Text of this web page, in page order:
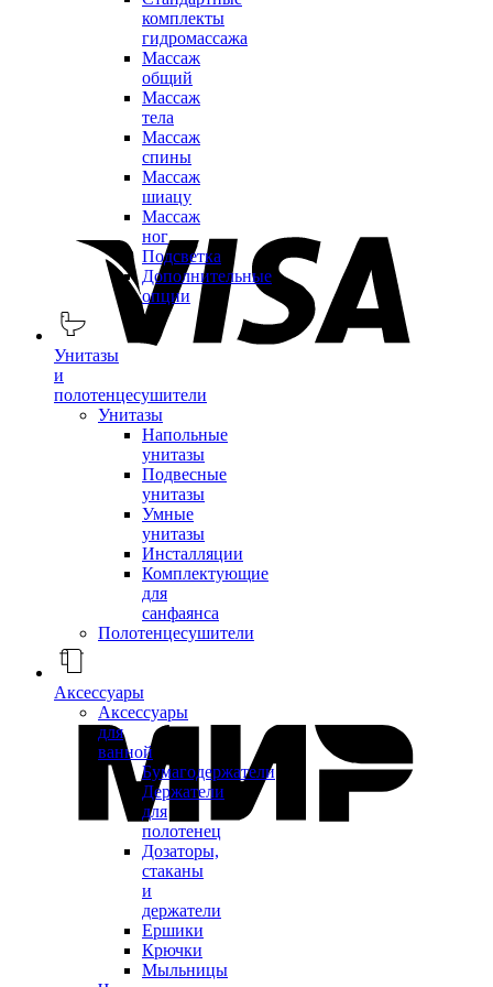
комплекты
гидромассажа
Массаж
общий
Массаж
тела
Массаж
спины
Массаж
шиацу
Массаж
ног
Подсветка
Дополнительные
опции
Унитазы
и
полотенцесушители
Унитазы
Напольные
унитазы
Подвесные
унитазы
Умные
унитазы
Инсталляции
Комплектующие
для
санфаянса
Полотенцесушители
Аксессуары
Аксессуары
для
ванной
Бумагодержатели
Держатели
для
полотенец
Дозаторы,
стаканы
и
держатели
Ершики
Крючки
Мыльницы